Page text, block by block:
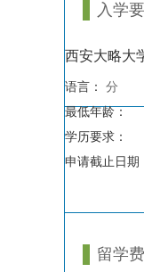
入学
西安大略大
语言： 分
最低年龄：
学历要求：
申请截止日期
留学